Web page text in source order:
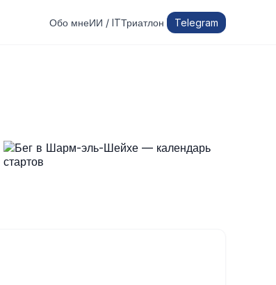
Обо мнеИИ / ITТриатлон Telegram